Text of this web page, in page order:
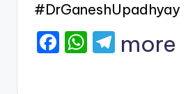
#DrGaneshUpadhyay
F
W T
more